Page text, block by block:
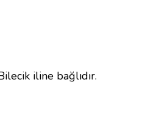
iline bağlıdır.